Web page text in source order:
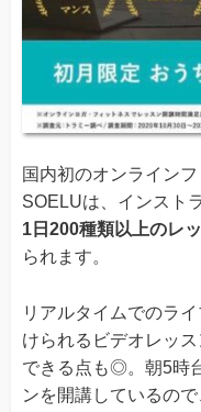
国内初のオンライン
SOELUは、インスト
1日200種類以上のレ
られます。
リアルタイムでのラ
けられるビデオレッ
できる点も◎。朝5時
ンを開講しているの